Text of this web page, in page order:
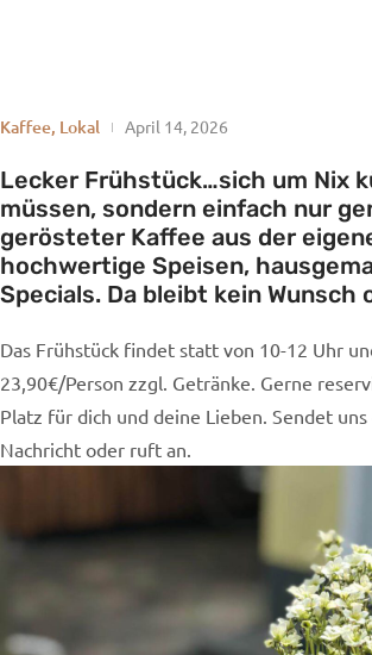
Kaffee, Lokal April 14, 2026
Lecker Frühstück…sich um Nix
müssen, sondern einfach nur
gerösteter Kaffee aus der
hochwertige Speisen,
Specials. Da bleibt kein Wunsch
Das Frühstück findet statt von 10-12 Uhr
23,90€/Person zzgl. Getränke. Gerne
Platz für dich und deine Lieben. Sendet
Nachricht oder ruft an.